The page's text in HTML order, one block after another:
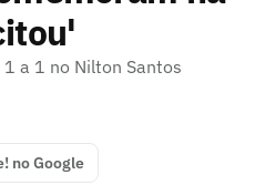
a 1 no Nilton Santos
no Google